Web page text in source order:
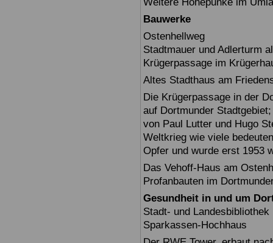
Bauwerke
Ostenhellweg
Stadtmauer und Adlerturm
Krügerpassage im
Altes Stadthaus am
Die Krügerpassage in der
auf Dortmunder
von Paul Lutter und Hugo
Weltkrieg wie viele
Opfer und wurde erst 1953
Das Vehoff-Haus am
Profanbauten im
Gesundheit in und um
Stadt- und
Sparkassen-Hochhaus